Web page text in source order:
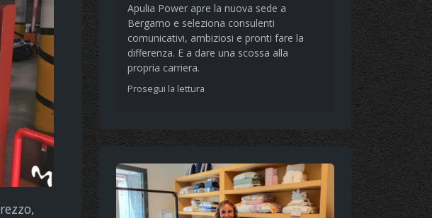
Apulia Power apre la nuova sede a
Bergamo e seleziona consulenti
comunicativi, ambiziosi e pronti fare la
differenza. E a dare una scossa alla
propria carriera.
Prosegui la lettura